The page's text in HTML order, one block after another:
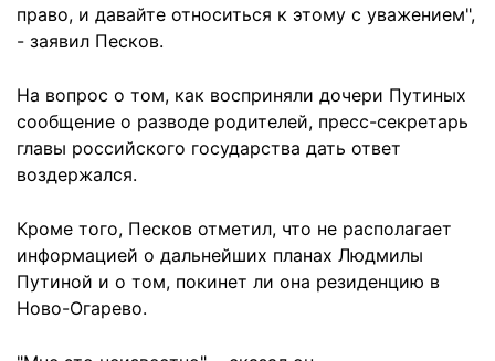
право, и давайте относиться к этому с уважением",
- заявил Песков.
На вопрос о том, как восприняли дочери Путиных
сообщение о разводе родителей, пресс-секретарь
главы российского государства дать ответ
воздержался.
Кроме того, Песков отметил, что не располагает
информацией о дальнейших планах Людмилы
Путиной и о том, покинет ли она резиденцию в
Ново-Огарево.